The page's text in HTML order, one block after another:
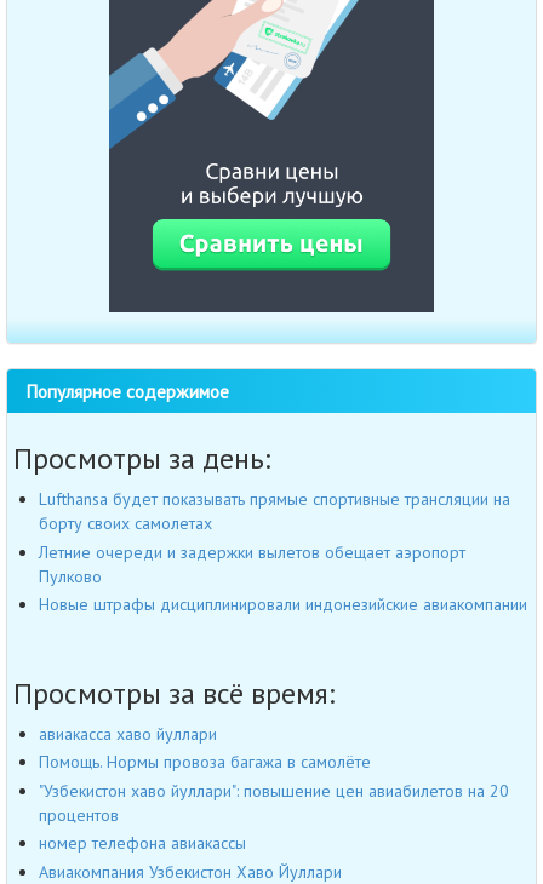
Популярное содержимое
Просмотры за день:
Lufthansa будет показывать прямые спортивные трансляции на
борту своих самолетах
Летние очереди и задержки вылетов обещает аэропорт
Пулково
Новые штрафы дисциплинировали индонезийские авиакомпании
Просмотры за всё время:
авиакасса хаво йуллари
Помощь. Нормы провоза багажа в самолёте
"Узбекистон хаво йуллари": повышение цен авиабилетов на 20
процентов
номер телефона авиакассы
Авиакомпания Узбекистон Хаво Йуллари